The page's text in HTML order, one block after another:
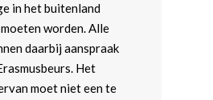
in het buitenland
worden. Alle
daarbij aanspraak
Het
moet niet een te